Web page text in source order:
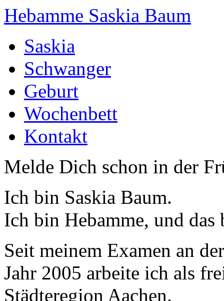
Hebamme Saskia Baum
Saskia
Schwanger
Geburt
Wochenbett
Kontakt
Melde Dich schon in der
Ich bin Saskia Baum.
Ich bin Hebamme, und das
Seit meinem Examen an
Jahr 2005 arbeite ich als
Städteregion Aachen.